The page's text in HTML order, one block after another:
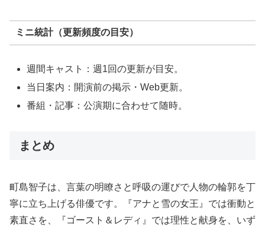
ミニ統計（更新頻度の目安）
週間キャスト：週1回の更新が目安。
当日案内：開演前の掲示・Web更新。
番組・記事：公演期に合わせて随時。
まとめ
町島智子は、言葉の明瞭さと呼吸の運びで人物の輪郭を丁
寧に立ち上げる俳優です。『アナと雪の女王』では衝動と
素直さを、『ゴースト＆レディ』では理性と献身を、いず